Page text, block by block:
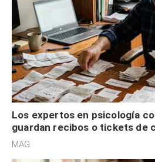
Los expertos en psicología
guardan recibos o tickets de
son acumuladores, sino que
MAG.